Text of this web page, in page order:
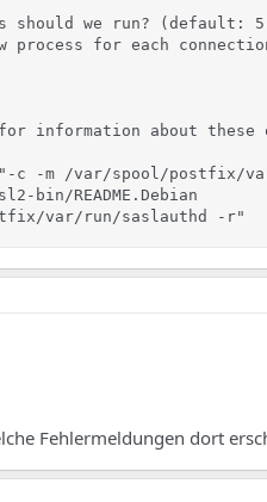
should we run? (default:
for each
for information about these
c -m /var/spool/postfix/
bin/README.Debian
var/run/saslauthd -r"
Fehlermeldungen dort